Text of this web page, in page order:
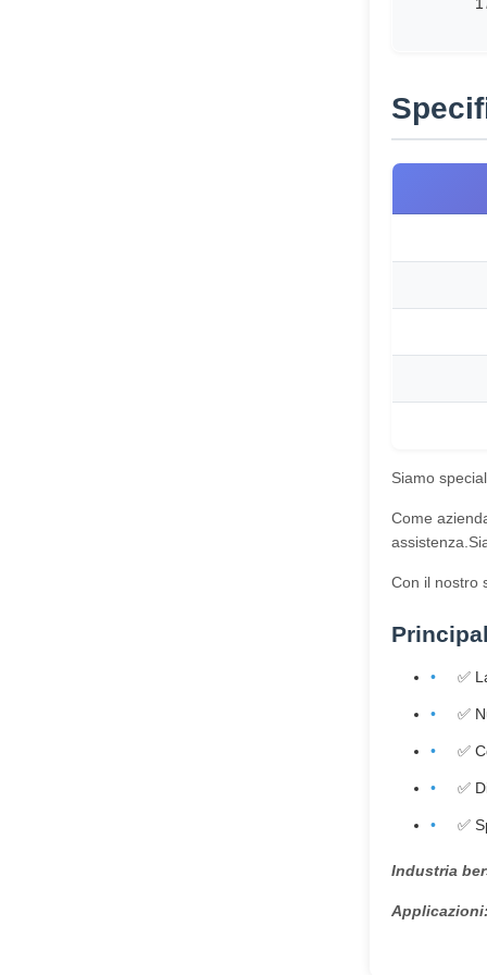
Siamo
Come
Con il nostro
✅
✅
✅
✅
✅
Industria
Applicazioni: